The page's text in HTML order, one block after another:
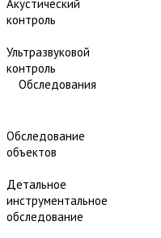
Акустический
контроль
Ультразвуковой
контроль
Обследования
Обследование
объектов
Детальное
инструментальное
обследование